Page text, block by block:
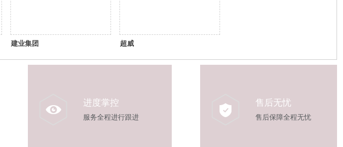
建业集团 超威
进度掌控
服务全程进行跟进
售后无忧
售后保障全程无忧